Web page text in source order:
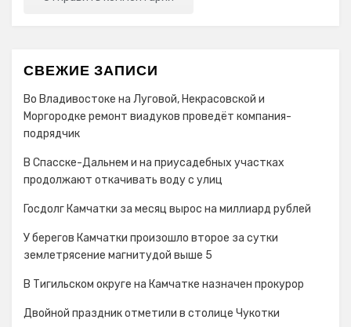
СВЕЖИЕ ЗАПИСИ
Во Владивостоке на Луговой, Некрасовской и
Моргородке ремонт виадуков проведёт компания-
подрядчик
В Спасске-Дальнем и на приусадебных участках
продолжают откачивать воду с улиц
Госдолг Камчатки за месяц вырос на миллиард рублей
У берегов Камчатки произошло второе за сутки
землетрясение магнитудой выше 5
В Тигильском округе на Камчатке назначен прокурор
Двойной праздник отметили в столице Чукотки